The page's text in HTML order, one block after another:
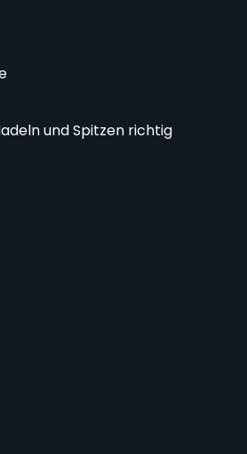
und Spitzen richtig